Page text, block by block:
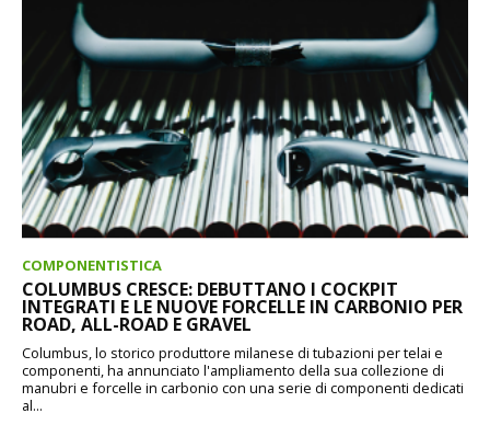
COMPONENTISTICA
COLUMBUS CRESCE: DEBUTTANO I COCKPIT
INTEGRATI E LE NUOVE FORCELLE IN CARBONIO PER
ROAD, ALL-ROAD E GRAVEL
Columbus, lo storico produttore milanese di tubazioni per telai e
componenti, ha annunciato l'ampliamento della sua collezione di
manubri e forcelle in carbonio con una serie di componenti dedicati
al...